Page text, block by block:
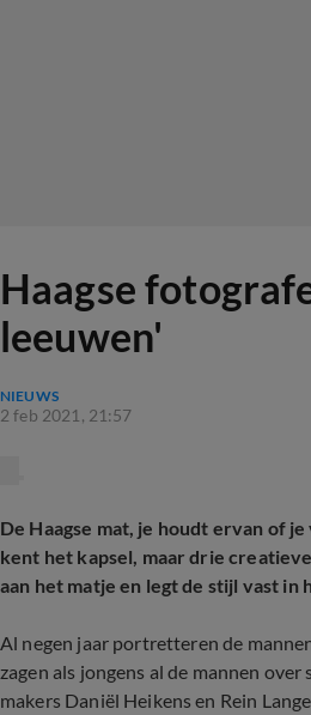
Haagse
leeuwen'
NIEUWS
2 feb 2021, 21:57
De Haagse mat, je houdt ervan of
kent het kapsel, maar drie
aan het matje en legt de stijl vast in
Al negen jaar portretteren de
zagen als jongens al de mannen
makers Daniël Heikens en Rein